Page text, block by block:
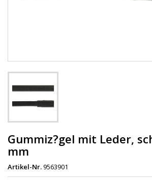
Gummiz?gel mit Leder,
mm
Artikel-Nr.9563901